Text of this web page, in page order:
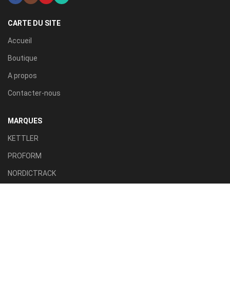
CARTE DU SITE
Accueil
Boutique
A propos
Contacter-nous
MARQUES
KETTLER
PROFORM
NORDICTRACK